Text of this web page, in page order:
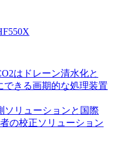
はドレーン清水化と
できる画期的な処理装置
ソリューションと国際
の校正ソリューション